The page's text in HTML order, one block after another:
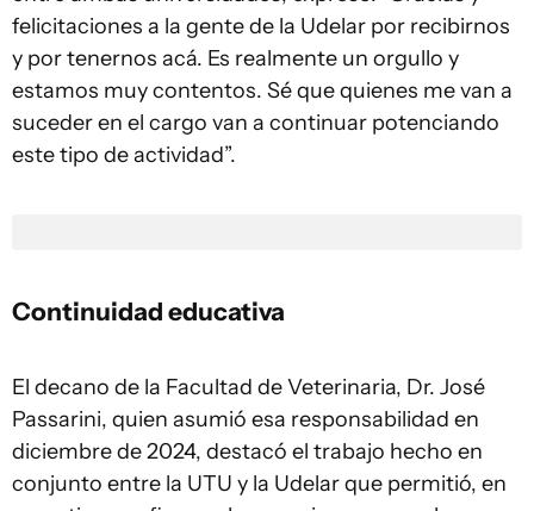
felicitaciones a la gente de la Udelar por recibirnos
y por tenernos acá. Es realmente un orgullo y
estamos muy contentos. Sé que quienes me van a
suceder en el cargo van a continuar potenciando
este tipo de actividad”.
Continuidad educativa
El decano de la Facultad de Veterinaria, Dr. José
Passarini, quien asumió esa responsabilidad en
diciembre de 2024, destacó el trabajo hecho en
conjunto entre la UTU y la Udelar que permitió, en